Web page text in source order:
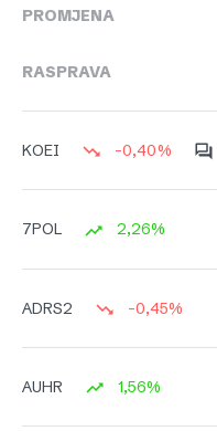
PROMJENA
RASPRAVA
KOEI -0,40%
7POL 2,26%
ADRS2 -0,45%
AUHR 1,56%